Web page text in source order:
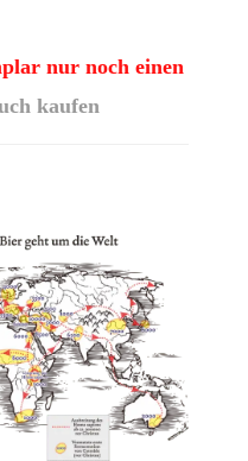
nur noch einen
kaufen